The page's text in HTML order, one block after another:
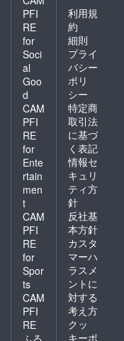
PFI
RE
for
Soci
al
Goo
d
CAM
PFI
RE
for
Ente
rtain
men
t
CAM
PFI
RE
for
Spor
ts
CAM
PFI
RE
ふる
利用規
約
細則
プライ
バシー
ポリ
シー
特定商
取引法
に基づ
く表記
情報セ
キュリ
ティ方
針
反社基
本方針
カスタ
マーハ
ラスメ
ントに
対する
考え方
クッ
キーポ